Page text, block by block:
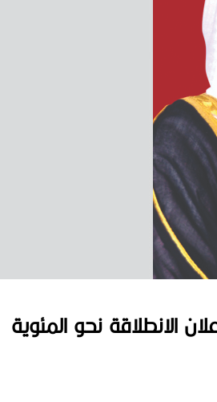
الانطلاقة نحو المئوية